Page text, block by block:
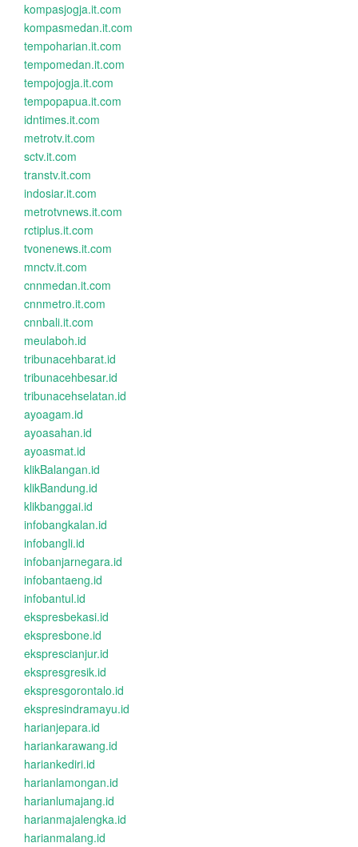
kompasjogja.it.com
kompasmedan.it.com
tempoharian.it.com
tempomedan.it.com
tempojogja.it.com
tempopapua.it.com
idntimes.it.com
metrotv.it.com
sctv.it.com
transtv.it.com
indosiar.it.com
metrotvnews.it.com
rctiplus.it.com
tvonenews.it.com
mnctv.it.com
cnnmedan.it.com
cnnmetro.it.com
cnnbali.it.com
meulaboh.id
tribunacehbarat.id
tribunacehbesar.id
tribunacehselatan.id
ayoagam.id
ayoasahan.id
ayoasmat.id
klikBalangan.id
klikBandung.id
klikbanggai.id
infobangkalan.id
infobangli.id
infobanjarnegara.id
infobantaeng.id
infobantul.id
ekspresbekasi.id
ekspresbone.id
eksprescianjur.id
ekspresgresik.id
ekspresgorontalo.id
ekspresindramayu.id
harianjepara.id
hariankarawang.id
hariankediri.id
harianlamongan.id
harianlumajang.id
harianmajalengka.id
harianmalang.id